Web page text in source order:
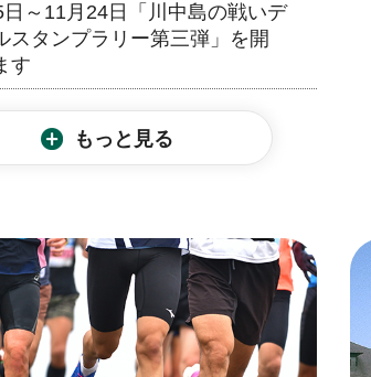
～11月24日「川中島の戦いデ
スタンプラリー第三弾」を開
す
もっと見る